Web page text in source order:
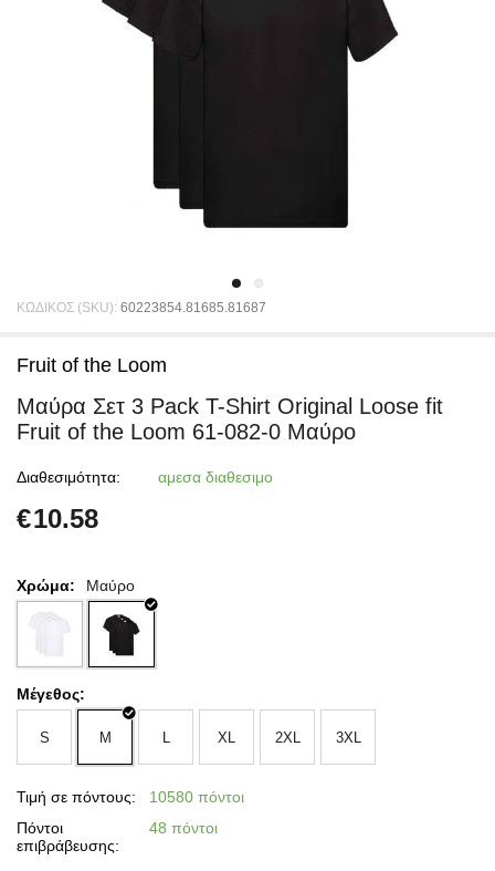
ΚΩΔΙΚΟΣ (SKU): 60223854.81685.81687
Fruit of the Loom
Μαύρα Σετ 3 Pack T-Shirt Original Loose fit
Fruit of the Loom 61-082-0 Μαύρο
Διαθεσιμότητα: αμεσα διαθεσιμο
€10.58
Χρώμα: Μαύρο
Μέγεθος:
S M L XL 2XL 3XL
Τιμή σε πόντους:
10580 πόντοι
Πόντοι
επιβράβευσης:
48 πόντοι